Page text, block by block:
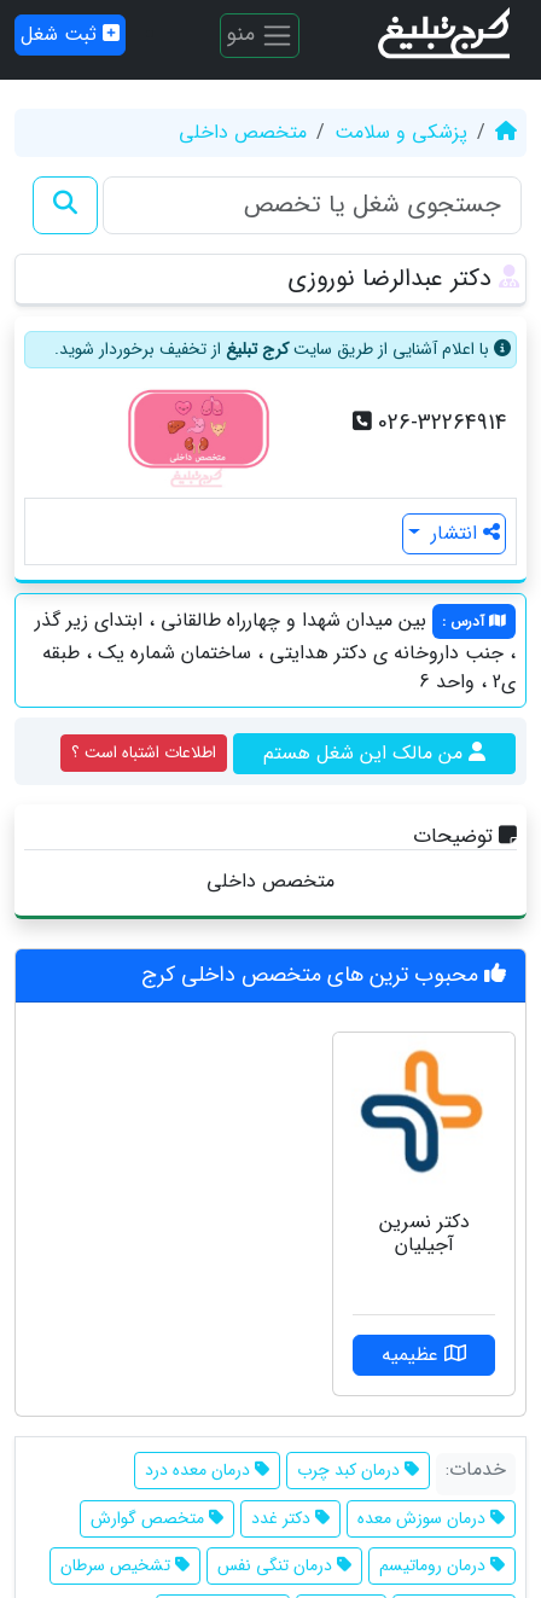
منو ثبت شغل
پزشکی و سلامت متخصص داخلی
دکتر عبدالرضا نوروزی
با اعلام آشنایی از طریق سایتکرج تبلیغ از تخفیف برخوردار شوید.
026-32264914
انتشار
آدرس :
بین میدان شهدا و چهارراه طالقاني ، ابتدای زیر گذر
، جنب داروخانه ی دکتر هدایتی ، ساختمان شماره یک ، طبقه
ی2 ، واحد 6
من مالک این شغل هستم اطلاعات اشتباه است ؟
توضیحات
متخصص داخلی
محبوب ترین های متخصص داخلی کرج
دکتر نسرین
آجیلیان
عظیمیه
خدمات: درمان کبد چرب
درمان معده درد
درمان سوزش معده
دکتر غدد
متخصص گوارش
درمان روماتیسم
درمان تنگی نفس
تشخیص سرطان